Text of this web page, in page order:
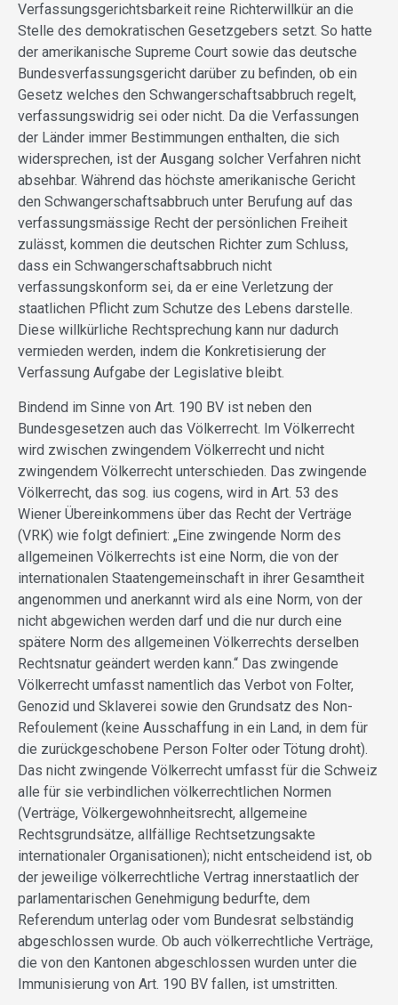
Verfassungsgerichtsbarkeit reine Richterwillkür an die
Stelle des demokratischen Gesetzgebers setzt. So hatte
der amerikanische Supreme Court sowie das deutsche
Bundesverfassungsgericht darüber zu befinden, ob ein
Gesetz welches den Schwangerschaftsabbruch regelt,
verfassungswidrig sei oder nicht. Da die Verfassungen
der Länder immer Bestimmungen enthalten, die sich
widersprechen, ist der Ausgang solcher Verfahren nicht
absehbar. Während das höchste amerikanische Gericht
den Schwangerschaftsabbruch unter Berufung auf das
verfassungsmässige Recht der persönlichen Freiheit
zulässt, kommen die deutschen Richter zum Schluss,
dass ein Schwangerschaftsabbruch nicht
verfassungskonform sei, da er eine Verletzung der
staatlichen Pflicht zum Schutze des Lebens darstelle.
Diese willkürliche Rechtsprechung kann nur dadurch
vermieden werden, indem die Konkretisierung der
Verfassung Aufgabe der Legislative bleibt.
Bindend im Sinne von Art. 190 BV ist neben den
Bundesgesetzen auch das Völkerrecht. Im Völkerrecht
wird zwischen zwingendem Völkerrecht und nicht
zwingendem Völkerrecht unterschieden. Das zwingende
Völkerrecht, das sog. ius cogens, wird in Art. 53 des
Wiener Übereinkommens über das Recht der Verträge
(VRK) wie folgt definiert: „Eine zwingende Norm des
allgemeinen Völkerrechts ist eine Norm, die von der
internationalen Staatengemeinschaft in ihrer Gesamtheit
angenommen und anerkannt wird als eine Norm, von der
nicht abgewichen werden darf und die nur durch eine
spätere Norm des allgemeinen Völkerrechts derselben
Rechtsnatur geändert werden kann.“ Das zwingende
Völkerrecht umfasst namentlich das Verbot von Folter,
Genozid und Sklaverei sowie den Grundsatz des Non-
Refoulement (keine Ausschaffung in ein Land, in dem für
die zurückgeschobene Person Folter oder Tötung droht).
Das nicht zwingende Völkerrecht umfasst für die Schweiz
alle für sie verbindlichen völkerrechtlichen Normen
(Verträge, Völkergewohnheitsrecht, allgemeine
Rechtsgrundsätze, allfällige Rechtsetzungsakte
internationaler Organisationen); nicht entscheidend ist, ob
der jeweilige völkerrechtliche Vertrag innerstaatlich der
parlamentarischen Genehmigung bedurfte, dem
Referendum unterlag oder vom Bundesrat selbständig
abgeschlossen wurde. Ob auch völkerrechtliche Verträge,
die von den Kantonen abgeschlossen wurden unter die
Immunisierung von Art. 190 BV fallen, ist umstritten.